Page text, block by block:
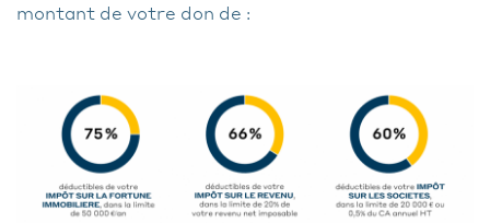
montant de votre don de :